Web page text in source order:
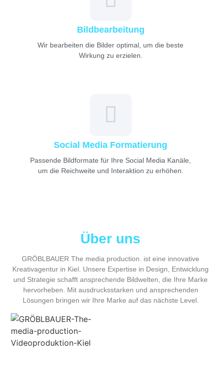
Bildbearbeitung
Wir bearbeiten die Bilder optimal, um die beste
Wirkung zu erzielen.
Social Media Formatierung
Passende Bildformate für Ihre Social Media Kanäle,
um die Reichweite und Interaktion zu erhöhen.
Über uns
GRÖBLBAUER The media production. ist eine innovative
Kreativagentur in Kiel. Unsere Expertise in Design, Entwicklung
und Strategie schafft ansprechende Bildwelten, die Ihre Marke
hervorheben. Mit ausdrucksstarken und ansprechenden
Lösungen bringen wir Ihre Marke auf das nächste Level.